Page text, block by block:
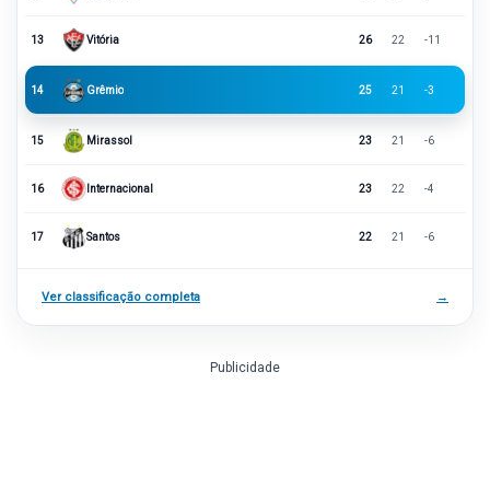
13 Vitória 26 22 -11
14 Grêmio 25 21 -3
15 Mirassol 23 21 -6
16 Internacional 23 22 -4
17 Santos 22 21 -6
Ver classificação completa →
Publicidade